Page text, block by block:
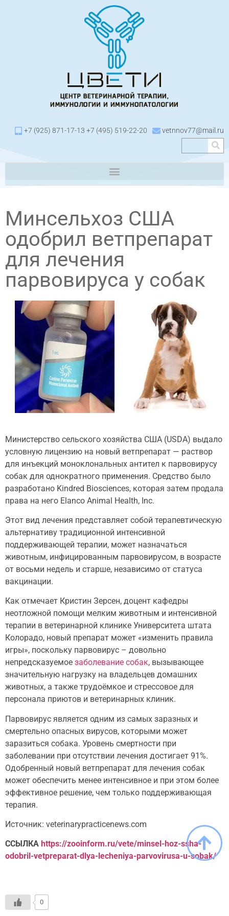
+7 (925) 871-17-13 +7 (495) 519-22-20 vetnnov77@mail.ru
Минсельхоз США
одобрил ветпрепарат
для лечения
парвовируса у собак
Министерство сельского хозяйства США (USDA) выдало
условную лицензию на новый ветпрепарат — раствор
для инъекций моноклональных антител к парвовирусу
собак для однократного применения. Средство было
разработано Kindred Biosciences, которая затем продала
права на него Elanco Animal Health, Inc.
Этот вид лечения представляет собой терапевтическую
альтернативу традиционной интенсивной
поддерживающей терапии, может назначаться
животным, инфицированным парвовирусом, в возрасте
от восьми недель и старше, независимо от статуса
вакцинации.
Как отмечает Кристин Зерсен, доцент кафедры
неотложной помощи мелким животным и интенсивной
терапии в ветеринарной клинике Университета штата
Колорадо, новый препарат может «изменить правила
игры», поскольку парвовирус – довольно
непредсказуемое заболевание собак, вызывающее
значительную нагрузку на владельцев домашних
животных, а также трудоёмкое и стрессовое для
персонала приютов и ветеринарных клиник.
Парвовирус является одним из самых заразных и
смертельно опасных вирусов, которыми может
заразиться собака. Уровень смертности при
заболевании при отсутствии лечения достигает 91%.
Одобренный новый ветпрепарат для лечения собак
может обеспечить менее интенсивное и при этом более
эффективное решение, чем только поддерживающая
терапия.
Источник: veterinarypracticenews.com
ССЫЛКА https://zooinform.ru/vete/minsel-hoz-ssha-
odobril-vetpreparat-dlya-lecheniya-parvovirusa-u-sobak/
0